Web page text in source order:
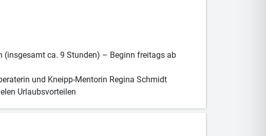
ca. 9 Stunden) – Beginn freitags ab
und Kneipp-Mentorin Regina Schmidt
Urlaubsvorteilen